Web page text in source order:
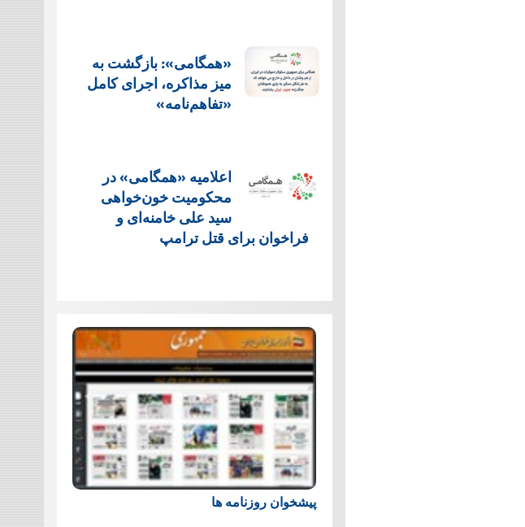
«همگامی»: بازگشت به
میز مذاکره، اجرای کامل
«تفاهم‌نامه»
اعلامیه «همگامی» در
محکومیت خون‌خواهی
سید علی خامنه‌ای و
فراخوان برای قتل ترامپ
پیشخوان روزنامه ها